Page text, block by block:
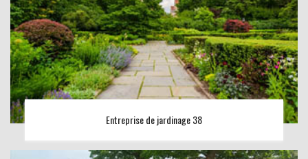
Entreprise de jardinage 38